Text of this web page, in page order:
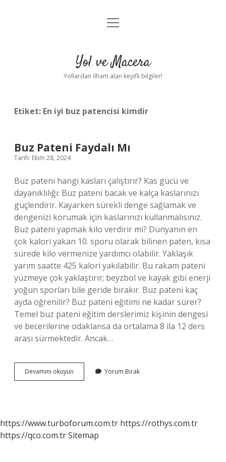
Anasayfa
Yasal Uyarı
menüyü
Yol ve Macera
Yollardan ilham alan keyifli bilgiler!
Etiket: En iyi buz patencisi kimdir
Buz Pateni Faydalı Mı
Tarih: Ekim 28, 2024
Buz pateni hangi kasları çalıştırır? Kas gücü ve
dayanıklılığı: Buz pateni bacak ve kalça kaslarınızı
güçlendirir. Kayarken sürekli denge sağlamak ve
dengenizi korumak için kaslarınızı kullanmalısınız.
Buz pateni yapmak kilo verdirir mi? Dünyanın en
çok kalori yakan 10. sporu olarak bilinen paten, kısa
sürede kilo vermenize yardımcı olabilir. Yaklaşık
yarım saatte 425 kalori yakılabilir. Bu rakam pateni
yüzmeye çok yaklaştırır; beyzbol ve kayak gibi enerji
yoğun sporları bile geride bırakır. Buz pateni kaç
ayda öğrenilir? Buz pateni eğitimi ne kadar sürer?
Temel buz pateni eğitim derslerimiz kişinin dengesi
ve becerilerine odaklansa da ortalama 8 ila 12 ders
arası sürmektedir. Ancak…
Devamını okuyun
Pateni
Yorum Bırak
https://www.turboforum.com.tr https://rothys.com.tr
https://qco.com.trSitemap